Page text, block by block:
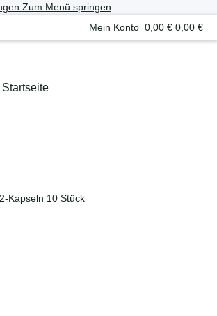
Zum Menü springen
Mein Konto 0,00 € 0,00 €